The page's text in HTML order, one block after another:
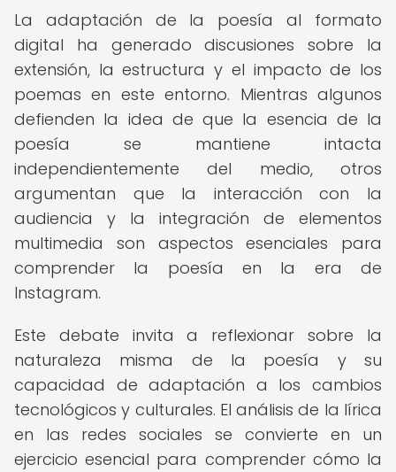
La adaptación de la poesía al formato
digital ha generado discusiones sobre la
extensión, la estructura y el impacto de los
poemas en este entorno. Mientras algunos
defienden la idea de que la esencia de la
poesía se mantiene intacta
independientemente del medio, otros
argumentan que la interacción con la
audiencia y la integración de elementos
multimedia son aspectos esenciales para
comprender la poesía en la era de
Instagram.
Este debate invita a reflexionar sobre la
naturaleza misma de la poesía y su
capacidad de adaptación a los cambios
tecnológicos y culturales. El análisis de la lírica
en las redes sociales se convierte en un
ejercicio esencial para comprender cómo la